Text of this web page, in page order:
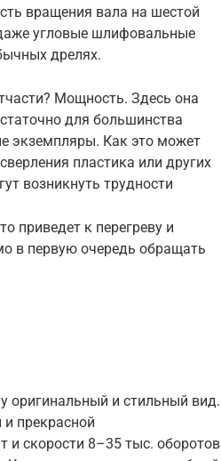
вращения вала на шестой
угловые шлифовальные
дрелях.
Мощность. Здесь она
для большинства
экземпляры. Как это может
пластика или других
возникнуть трудности
приведет к перегреву и
в первую очередь обращать
оригинальный и стильный вид.
и прекрасной
и скорости 8–35 тыс. оборотов